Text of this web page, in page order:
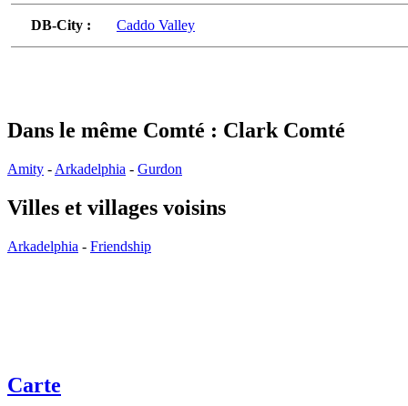
DB-City : Caddo Valley
Dans le même Comté : Clark Comté
Amity - Arkadelphia - Gurdon
Villes et villages voisins
Arkadelphia - Friendship
Carte